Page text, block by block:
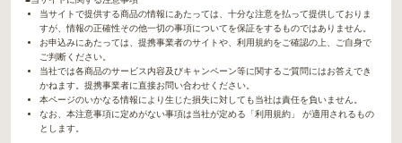
当サイトで提供する商品の情報にあたっては、十分な注意を払って提供しておりま
すが、情報の正確性その他一切の事項についてを保証をするものではありません。
お申込みにあたっては、提携事業者のサイトや、利用規約をご確認の上、ご自身で
ご判断ください。
当社では各商品のサービス内容及びキャンペーン等に関するご質問にはお答えでき
かねます。提携事業者に直接お問い合わせください。
本ページのいかなる情報により生じた損失に対しても当社は責任を負いません。
なお、本注意事項に定めがない事項は当社が定める「利用規約」 が適用されるもの
とします。